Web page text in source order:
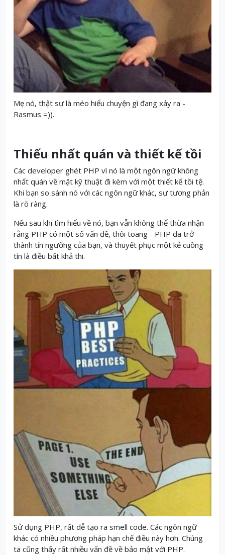
Mẹ nó, thật sự là méo hiểu chuyện gì đang xảy ra -
Rasmus =)).
Thiếu nhất quán và thiết kế tồi
Các developer ghét PHP vì nó là một ngôn ngữ không
nhất quán về mặt kỹ thuật đi kèm với một thiết kế tồi tệ.
Khi bạn so sánh nó với các ngôn ngữ khác, sự tương phản
là rõ ràng.
Nếu sau khi tìm hiểu về nó, bạn vẫn không thể thừa nhận
rằng PHP có một số vấn đề, thôi toang - PHP đã trở
thành tín ngưỡng của bạn, và thuyết phục một kẻ cuồng
tín là điều bất khả thi.
Sử dụng PHP, rất dễ tạo ra smell code. Các ngôn ngữ
khác có nhiều phương pháp hạn chế điều này hơn. Chúng
ta cũng thấy rất nhiều vấn đề về bảo mật với PHP.